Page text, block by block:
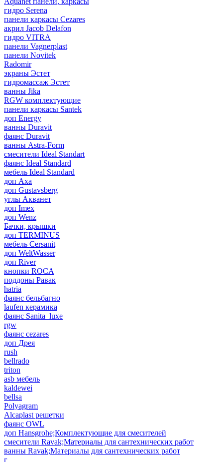
гидро Serena
панели каркасы Cezares
акрил Jacob Delafon
гидро VITRA
панели Vagnerplast
панели Novitek
Radomir
экраны Эстет
гидромассаж Эстет
ванны Jika
RGW комплектующие
панели каркасы Santek
доп Energy
ванны Duravit
фаянс Duravit
ванны Astra-Form
смесители Ideal Standart
фаянс Ideal Standard
мебель Ideal Standard
доп Axa
доп Gustavsberg
углы Акванет
доп Imex
доп Wenz
Бачки, крышки
доп TERMINUS
мебель Cersanit
доп WeltWasser
доп River
кнопки ROCA
поддоны Равак
hatria
фаянс бельбагно
laufen керамика
фаянс Sanita_luxe
rgw
фаянс cezares
доп Дрея
rush
bellrado
triton
asb мебель
kaldewei
bellsa
Polyagram
Alcaplast решетки
фаянс OWL
доп Hansgrohe;Комплектующие для смесителей
смесители Ravak;Материалы для сантехнических работ
ванны Ravak;Материалы для сантехнических работ
г